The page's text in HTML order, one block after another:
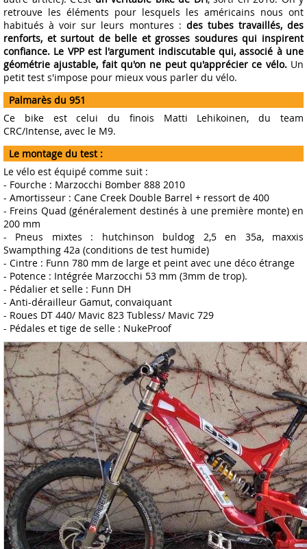
retrouve les éléments pour lesquels les américains nous ont
habitués à voir sur leurs montures : des tubes travaillés, des
renforts, et surtout de belle et grosses soudures qui inspirent
confiance. Le VPP est l'argument indiscutable qui, associé à une
géométrie ajustable, fait qu'on ne peut qu'apprécier ce vélo.Un
petit test s'impose pour mieux vous parler du vélo.
Palmarès du 951
Ce bike est celui du finois Matti Lehikoinen, du team
CRC/Intense, avec le M9.
Le montage du test :
Le vélo est équipé comme suit :
- Fourche : Marzocchi Bomber 888 2010
- Amortisseur : Cane Creek Double Barrel + ressort de 400
- Freins Quad (généralement destinés à une première monte) en
200 mm
- Pneus mixtes : hutchinson buldog 2,5 en 35a, maxxis
Swampthing 42a (conditions de test humide)
- Cintre : Funn 780 mm de large et peint avec une déco étrange
- Potence : Intégrée Marzocchi 53 mm (3mm de trop).
- Pédalier et selle : Funn DH
- Anti-dérailleur Gamut, convaiquant
- Roues DT 440/ Mavic 823 Tubless/ Mavic 729
- Pédales et tige de selle : NukeProof